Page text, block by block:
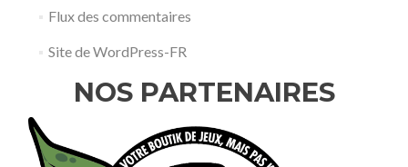
Flux des commentaires
Site de WordPress-FR
NOS PARTENAIRES